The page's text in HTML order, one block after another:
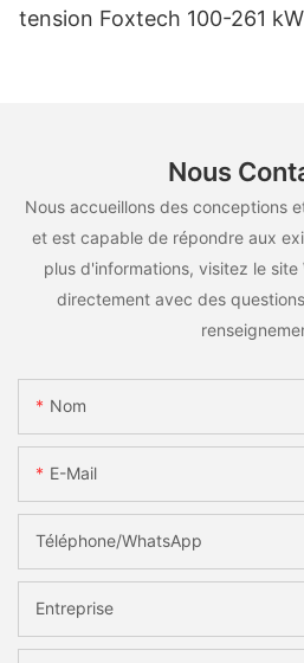
tension Foxtech 100-261
Nous
Nous accueillons des conceptions
et est capable de répondre aux
plus d'informations, visitez le
directement avec des
Nom
E-Mail
Téléphone/WhatsApp
Entreprise